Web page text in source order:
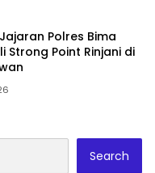
Polres Bima
Strong Point Rinjani di
Search